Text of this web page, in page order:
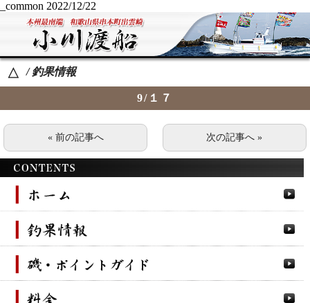
_common 2022/12/22
△ / 釣果情報
9/１７
« 前の記事へ 次の記事へ »